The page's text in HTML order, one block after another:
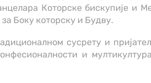
Которске бискупије и
Боку которску и Будву.
сусрету и
и